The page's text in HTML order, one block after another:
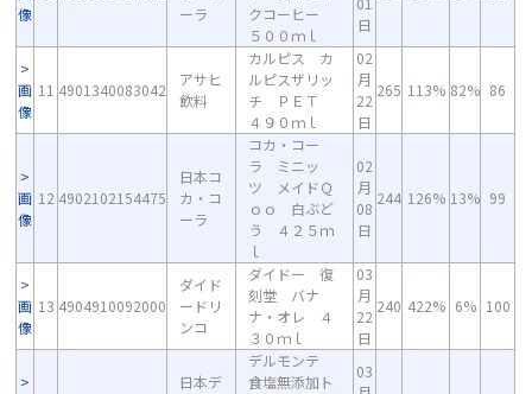
像
ーラ
クコーヒー
５００ｍｌ
日
画
像
11 4901340083042
アサヒ
飲料
カルピス カ
ルピスザリッ
チ ＰＥＴ
４９０ｍｌ
02
月
22
日
265 113% 82% 86
画
像
12 4902102154475
日本コ
カ・コ
ーラ
コカ・コー
ラ ミニッ
ツ メイドＱ
ｏｏ 白ぶど
う ４２５ｍ
ｌ
02
月
08
日
244 126% 13% 99
画
像
13 4904910092000
ダイド
ードリ
ンコ
ダイドー 復
刻堂 バナ
ナ・オレ ４
３０ｍｌ
03
月
22
日
240 422% 6% 100
日本デ
デルモンテ
食塩無添加ト
03